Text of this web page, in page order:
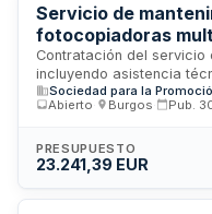
Servicio de
fotocopiadoras
Fórum Evolución
Contratación del servicio
incluyendo asistencia
reparaciones y
Canon imageRUNNER
canon fijo anual más
color, garantizando
fabricante.
Abierto
Burgos Pub.
PRESUPUESTO
23.241,39 EUR